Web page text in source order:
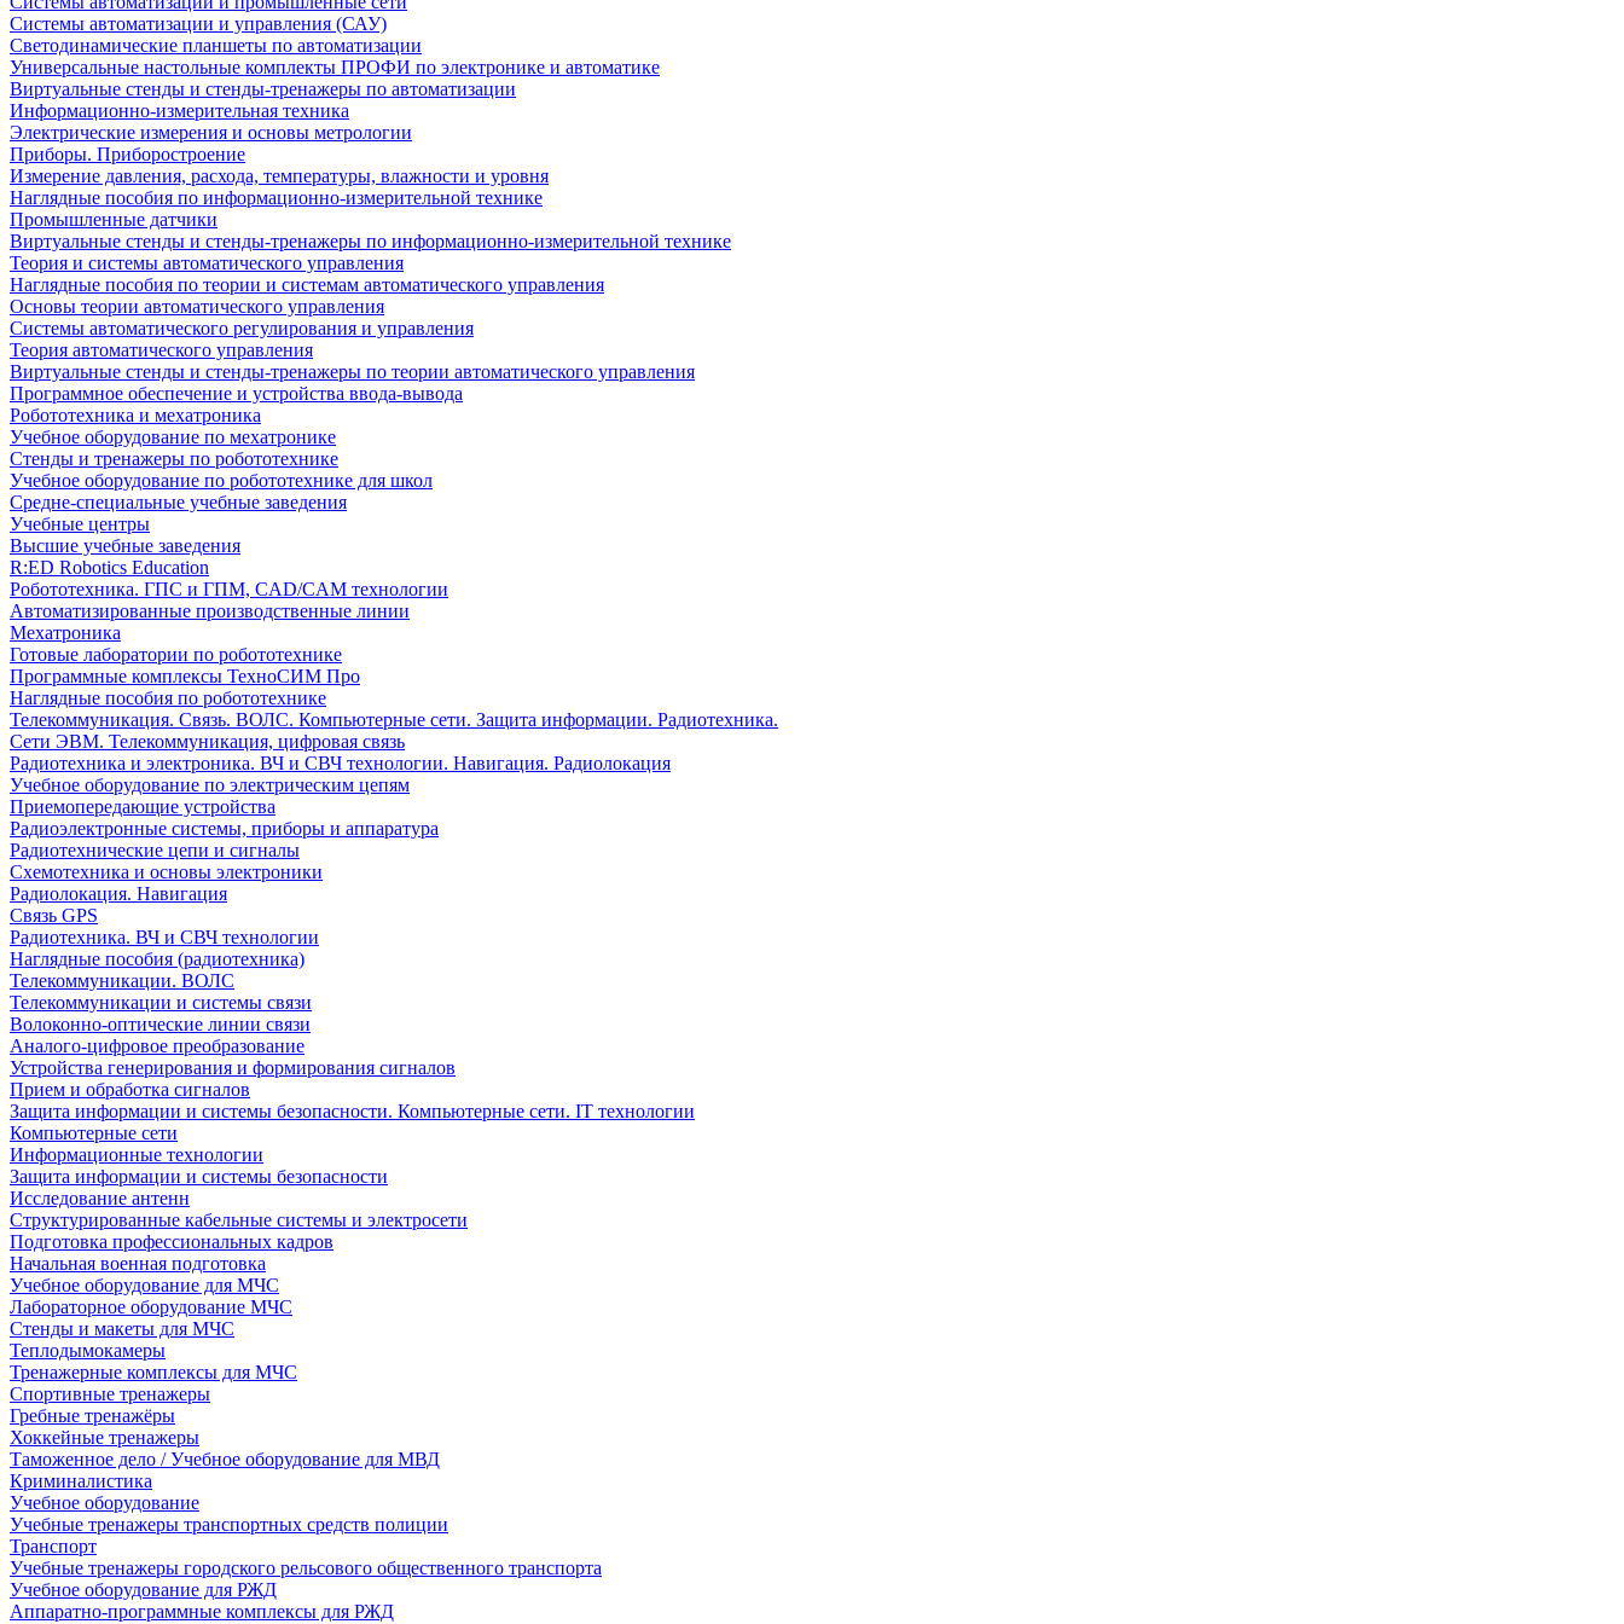
Системы автоматизации и управления (САУ)
Светодинамические планшеты по автоматизации
Универсальные настольные комплекты ПРОФИ по электронике и автоматике
Виртуальные стенды и стенды-тренажеры по автоматизации
Информационно-измерительная техника
Электрические измерения и основы метрологии
Приборы. Приборостроение
Измерение давления, расхода, температуры, влажности и уровня
Наглядные пособия по информационно-измерительной технике
Промышленные датчики
Виртуальные стенды и стенды-тренажеры по информационно-измерительной технике
Теория и системы автоматического управления
Наглядные пособия по теории и системам автоматического управления
Основы теории автоматического управления
Системы автоматического регулирования и управления
Теория автоматического управления
Виртуальные стенды и стенды-тренажеры по теории автоматического управления
Программное обеспечение и устройства ввода-вывода
Робототехника и мехатроника
Учебное оборудование по мехатронике
Стенды и тренажеры по робототехнике
Учебное оборудование по робототехнике для школ
Средне-специальные учебные заведения
Учебные центры
Высшие учебные заведения
R:ED Robotics Education
Робототехника. ГПС и ГПМ, CAD/CAM технологии
Автоматизированные производственные линии
Мехатроника
Готовые лаборатории по робототехнике
Программные комплексы ТехноСИМ Про
Наглядные пособия по робототехнике
Телекоммуникация. Связь. ВОЛС. Компьютерные сети. Защита информации. Радиотехника.
Сети ЭВМ. Телекоммуникация, цифровая связь
Радиотехника и электроника. ВЧ и СВЧ технологии. Навигация. Радиолокация
Учебное оборудование по электрическим цепям
Приемопередающие устройства
Радиоэлектронные системы, приборы и аппаратура
Радиотехнические цепи и сигналы
Схемотехника и основы электроники
Радиолокация. Навигация
Связь GPS
Радиотехника. ВЧ и СВЧ технологии
Наглядные пособия (радиотехника)
Телекоммуникации. ВОЛС
Телекоммуникации и системы связи
Волоконно-оптические линии связи
Аналого-цифровое преобразование
Устройства генерирования и формирования сигналов
Прием и обработка сигналов
Защита информации и системы безопасности. Компьютерные сети. IT технологии
Компьютерные сети
Информационные технологии
Защита информации и системы безопасности
Исследование антенн
Структурированные кабельные системы и электросети
Подготовка профессиональных кадров
Начальная военная подготовка
Учебное оборудование для МЧС
Лабораторное оборудование МЧС
Стенды и макеты для МЧС
Теплодымокамеры
Тренажерные комплексы для МЧС
Спортивные тренажеры
Гребные тренажёры
Хоккейные тренажеры
Таможенное дело / Учебное оборудование для МВД
Криминалистика
Учебное оборудование
Учебные тренажеры транспортных средств полиции
Транспорт
Учебные тренажеры городского рельсового общественного транспорта
Учебное оборудование для РЖД
Аппаратно-программные комплексы для РЖД